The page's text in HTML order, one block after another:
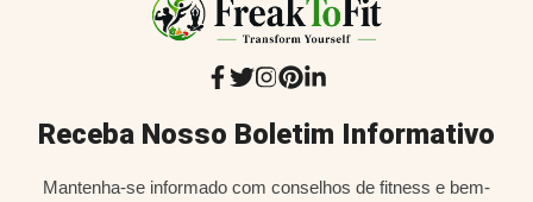
Receba Nosso Boletim Informativo
Mantenha-se informado com conselhos de fitness e bem-